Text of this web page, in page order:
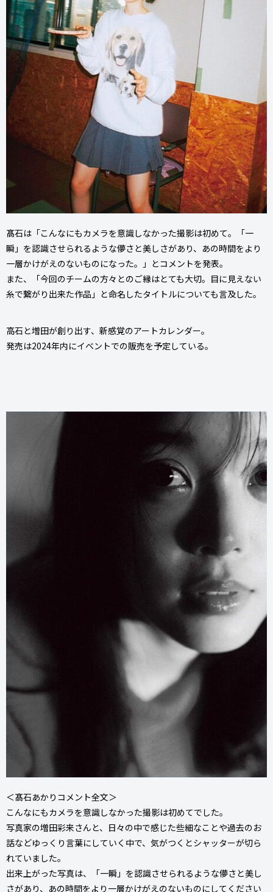
髙石は「こんなにもカメラを意識しなかった撮影は初めて。「一
瞬」を認識させられるような儚さと美しさがあり、あの時間をより
一層かけがえのないものになった。」とコメントを発表。
また、「今回のチームの方々とのご縁はとても大切。目に見えない
糸で繋がり出来た作品」と命名したタイトルについても言及した。
高石と増田が創り出す、新感覚のアートカレンダー。
発売は2024年内にイベントでの販売を予定している。
＜髙石あかりコメント全文＞
こんなにもカメラを意識しなかった撮影は初めてでした。
写真家の増田彩来さんと、日々の中で感じた些細なことや過去のお
話などゆっくり言葉にしていく中で、気がつくとシャッターが切ら
れていました。
出来上がった写真は、「一瞬」を認識させられるような儚さと美し
さがあり、あの時間をより一層かけがえのないものにしてください